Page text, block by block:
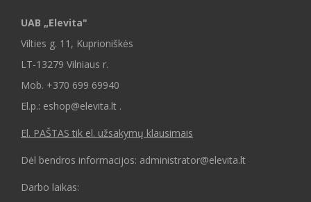
UAB „Elevita"
Vilties g. 11, Kuprioniškės
LT-13279 Vilniaus r.
Mob. +370 699 69940
El.p.: eshop@elevita.lt .
El. PAŠTAS tik el. užsakymų klausimais
Dėl bendros informacijos: administrator@elevita.lt
Darbo laikas: